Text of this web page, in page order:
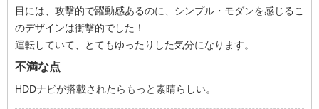
目には、攻撃的で躍動感あるのに、シンプル・モダンを感じるこ
のデザインは衝撃的でした！
運転していて、とてもゆったりした気分になります。
不満な点
HDDナビが搭載されたらもっと素晴らしい。